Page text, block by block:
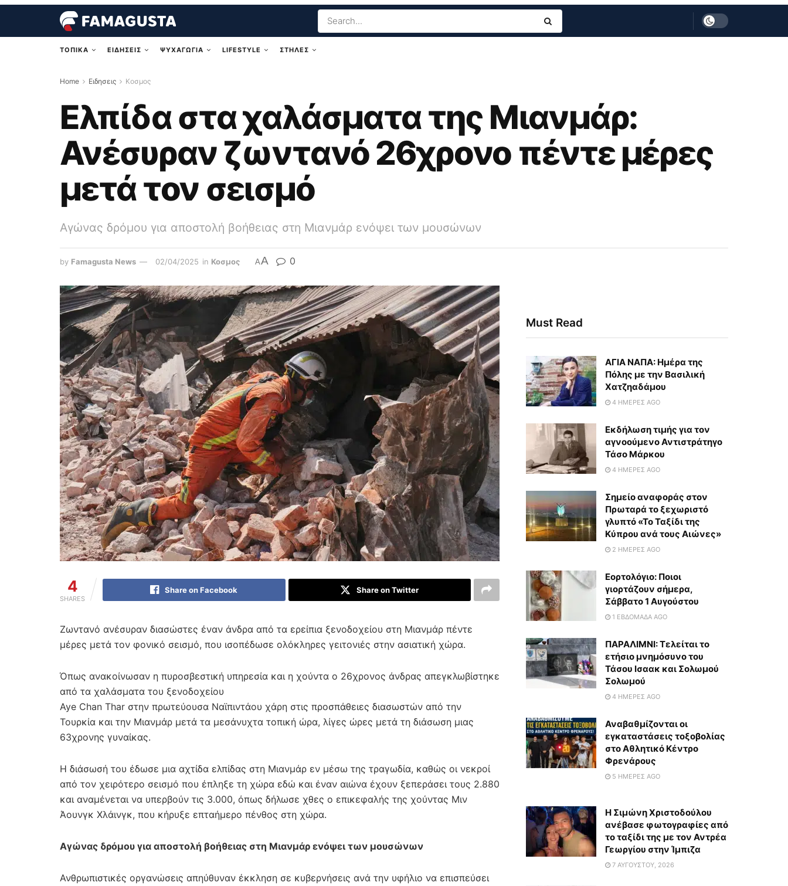
ΤΟΠΙΚΑ ΕΙΔΗΣΕΙΣ ΨΥΧΑΓΩΓΙΑ LIFESTYLE ΣΤΗΛΕΣ
Home Ειδησεις Κοσμος
Ελπίδα στα χαλάσματα της Μιανμάρ:
Ανέσυραν ζωντανό 26χρονο πέντε μέρες
μετά τον σεισμό
Αγώνας δρόμου για αποστολή βοήθειας στη Μιανμάρ ενόψει των μουσώνων
by Famagusta News 02/04/2025 in Κοσμος AA 0
4
SHARES
Share on Facebook Share on Twitter
Ζωντανό ανέσυραν διασώστες έναν άνδρα από τα ερείπια ξενοδοχείου στη Μιανμάρ πέντε
μέρες μετά τον φονικό σεισμό, που ισοπέδωσε ολόκληρες γειτονιές στην ασιατική χώρα.
Όπως ανακοίνωσαν η πυροσβεστική υπηρεσία και η χούντα ο 26χρονος άνδρας απεγκλωβίστηκε
από τα χαλάσματα του ξενοδοχείου
Aye Chan Thar στην πρωτεύουσα Ναϊπιντάου χάρη στις προσπάθειες διασωστών από την
Τουρκία και την Μιανμάρ μετά τα μεσάνυχτα τοπική ώρα, λίγες ώρες μετά τη διάσωση μιας
63χρονης γυναίκας.
Η διάσωσή του έδωσε μια αχτίδα ελπίδας στη Μιανμάρ εν μέσω της τραγωδία, καθώς οι νεκροί
από τον χειρότερο σεισμό που έπληξε τη χώρα εδώ και έναν αιώνα έχουν ξεπεράσει τους 2.880
και αναμένεται να υπερβούν τις 3.000, όπως δήλωσε χθες ο επικεφαλής της χούντας Μιν
Άουνγκ Χλάινγκ, που κήρυξε επταήμερο πένθος στη χώρα.
Αγώνας δρόμου για αποστολή βοήθειας στη Μιανμάρ ενόψει των μουσώνων
Ανθρωπιστικές οργανώσεις απηύθυναν έκκληση σε κυβερνήσεις ανά την υφήλιο να επισπεύσει
Must Read
ΑΓΙΑ ΝΑΠΑ: Ημέρα της
Πόλης με την Βασιλική
Χατζηαδάμου
4 ΗΜΈΡΕΣ AGO
Εκδήλωση τιμής για τον
αγνοούμενο Αντιστράτηγο
Τάσο Μάρκου
4 ΗΜΈΡΕΣ AGO
Σημείο αναφοράς στον
Πρωταρά το ξεχωριστό
γλυπτό «Το Ταξίδι της
Κύπρου ανά τους Αιώνες»
2 ΗΜΈΡΕΣ AGO
Εορτολόγιο: Ποιοι
γιορτάζουν σήμερα,
Σάββατο 1 Αυγούστου
1 ΕΒΔΟΜΆΔΑ AGO
ΠΑΡΑΛΙΜΝΙ: Τελείται το
ετήσιο μνημόσυνο του
Τάσου Ισαακ και Σολωμού
Σολωμού
4 ΗΜΈΡΕΣ AGO
Αναβαθμίζονται οι
εγκαταστάσεις τοξοβολίας
στο Αθλητικό Κέντρο
Φρενάρους
5 ΗΜΈΡΕΣ AGO
Η Σιμώνη Χριστοδούλου
ανέβασε φωτογραφίες από
το ταξίδι της με τον Αντρέα
Γεωργίου στην Ίμπιζα
7 ΑΥΓΟΎΣΤΟΥ, 2026